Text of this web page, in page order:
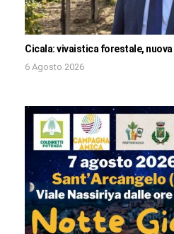
Cicala: vivaistica forestale,
6 Agosto 2026